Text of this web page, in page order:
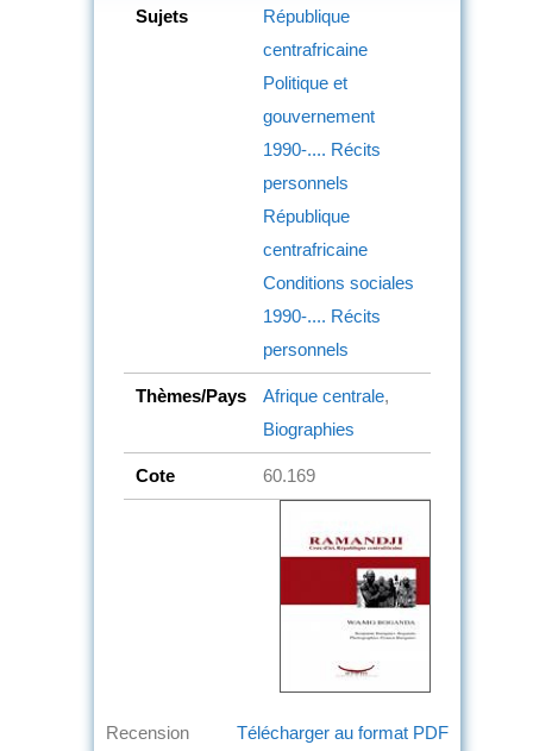
Sujets
République
centrafricaine
Politique et
gouvernement
1990-.... Récits
personnels
République
centrafricaine
Conditions sociales
1990-.... Récits
personnels
Thèmes/Pays Afrique centrale,
Biographies
Cote 60.169
Télécharger au format PDF
Recension